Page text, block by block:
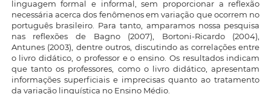
linguagem formal e informal, sem proporcionar a reflexão
necessária acerca dos fenômenos em variação que ocorrem no
português brasileiro. Para tanto, amparamos nossa pesquisa
nas reflexões de Bagno (2007), Bortoni-Ricardo (2004),
Antunes (2003), dentre outros, discutindo as correlações entre
o livro didático, o professor e o ensino. Os resultados indicam
que tanto os professores, como o livro didático, apresentam
informações superficiais e imprecisas quanto ao tratamento
da variação linguística no Ensino Médio.